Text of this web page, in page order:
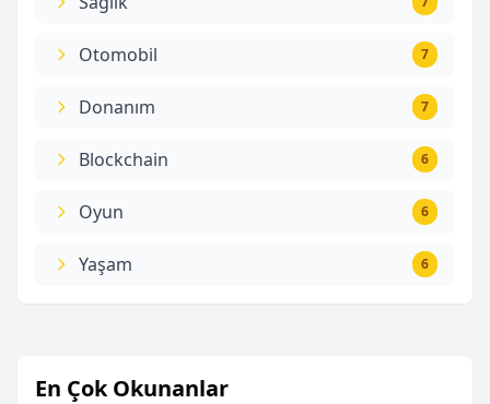
Otomobil 7
Donanım 7
Blockchain 6
Oyun 6
Yaşam 6
En Çok Okunanlar